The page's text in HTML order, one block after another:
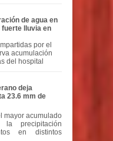
de agua en
fuerte lluvia en
por el
acumulación
del hospital
deja
23.6 mm de
mayor acumulado
precipitación
en distintos